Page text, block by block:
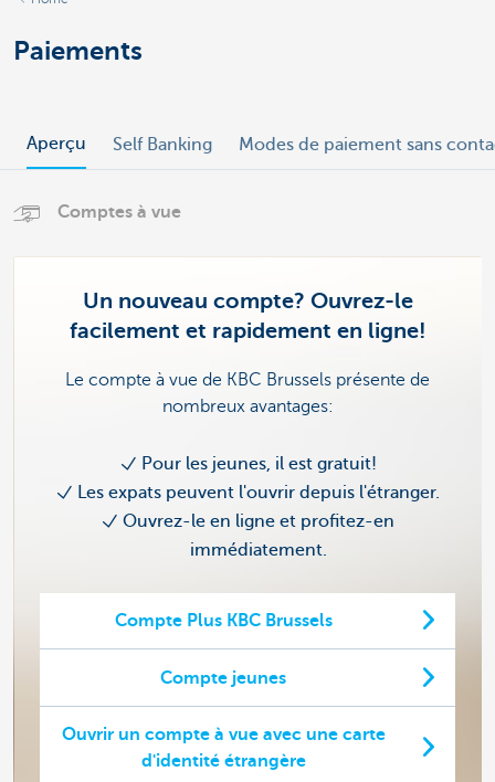
Paiements
Aperçu Self Banking Modes de paiement sans
Comptes à vue
Un nouveau compte? Ouvrez-le
facilement et rapidement en ligne!
Le compte à vue de KBC Brussels présente de
nombreux avantages:
Pour les jeunes, il est gratuit!
Les expats peuvent l'ouvrir depuis l'étranger.
Ouvrez-le en ligne et profitez-en
immédiatement.
Compte Plus KBC Brussels
Compte jeunes
Ouvrir un compte à vue avec une carte
d'identité étrangère